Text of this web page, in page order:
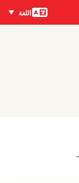
اللغات
اللغة